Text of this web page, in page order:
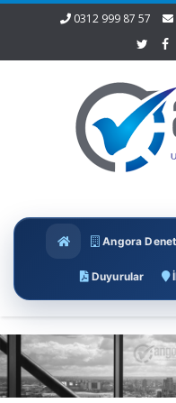
0312 999 87 57
Angora
Duyurular